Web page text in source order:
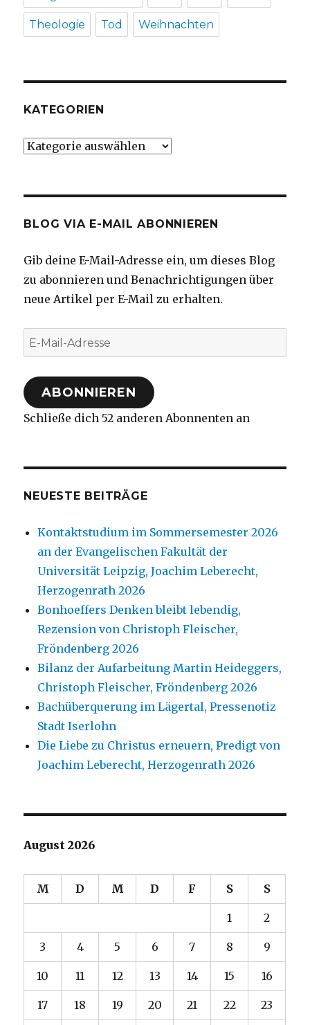
Theologie Tod Weihnachten
KATEGORIEN
Kategorien
BLOG VIA E-MAIL ABONNIEREN
Gib deine E-Mail-Adresse ein, um dieses Blog
zu abonnieren und Benachrichtigungen über
neue Artikel per E-Mail zu erhalten.
E-
Mail-
Adresse
ABONNIEREN
Schließe dich 52 anderen Abonnenten an
NEUESTE BEITRÄGE
Kontaktstudium im Sommersemester 2026
an der Evangelischen Fakultät der
Universität Leipzig, Joachim Leberecht,
Herzogenrath 2026
Bonhoeffers Denken bleibt lebendig,
Rezension von Christoph Fleischer,
Fröndenberg 2026
Bilanz der Aufarbeitung Martin Heideggers,
Christoph Fleischer, Fröndenberg 2026
Bachüberquerung im Lägertal, Pressenotiz
Stadt Iserlohn
Die Liebe zu Christus erneuern, Predigt von
Joachim Leberecht, Herzogenrath 2026
August 2026
M D M D F S S
1 2
3 4 5 6 7 8 9
10 11 12 13 14 15 16
17 18 19 20 21 22 23